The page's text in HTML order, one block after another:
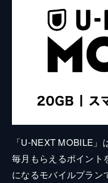
「U-NEXT MOBILE
毎月もらえるポイント
になるモバイルプラン